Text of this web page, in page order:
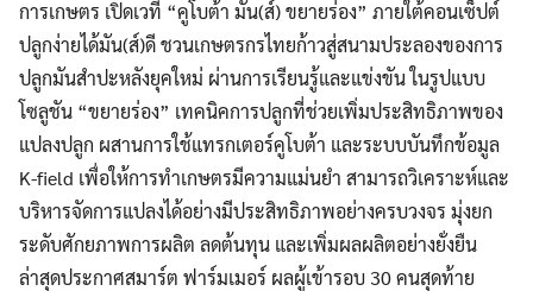
การเกษตร เปิดเวที “คูโบต้า มัน(ส์) ขยายร่อง” ภายใต้คอนเซ็ปต์
ปลูกง่ายได้มัน(ส์)ดี ชวนเกษตรกรไทยก้าวสู่สนามประลองของการ
ปลูกมันสำปะหลังยุคใหม่ ผ่านการเรียนรู้และแข่งขัน ในรูปแบบ
โซลูชัน “ขยายร่อง” เทคนิคการปลูกที่ช่วยเพิ่มประสิทธิภาพของ
แปลงปลูก ผสานการใช้แทรกเตอร์คูโบต้า และระบบบันทึกข้อมูล
K-field เพื่อให้การทำเกษตรมีความแม่นยำ สามารถวิเคราะห์และ
บริหารจัดการแปลงได้อย่างมีประสิทธิภาพอย่างครบวงจร มุ่งยก
ระดับศักยภาพการผลิต ลดต้นทุน และเพิ่มผลผลิตอย่างยั่งยืน
ล่าสุดประกาศสมาร์ต ฟาร์มเมอร์ ผลผู้เข้ารอบ 30 คนสุดท้าย